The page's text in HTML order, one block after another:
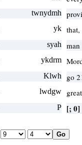
twnydmh
yk
syah
ykdrm
Klwh
go
lwdgw
P [; 0]